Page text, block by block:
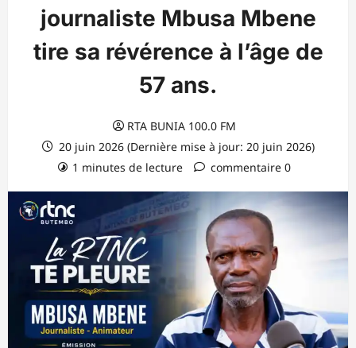
journaliste Mbusa Mbene
tire sa révérence à l’âge de
57 ans.
RTA BUNIA 100.0 FM
20 juin 2026 (Dernière mise à jour: 20 juin 2026)
1 minutes de lecture
commentaire 0